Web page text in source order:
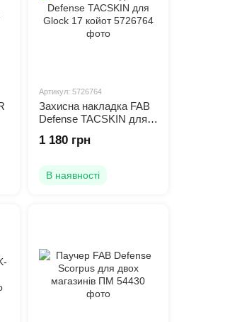
Артикул: 5726764
Захисна накладка FAB
Defense TACSKIN для
1 180 грн
В наявності